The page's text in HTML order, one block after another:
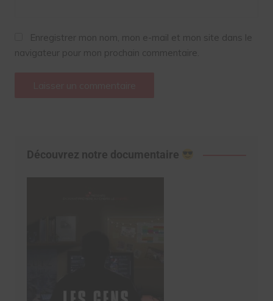
Enregistrer mon nom, mon e-mail et mon site dans le
navigateur pour mon prochain commentaire.
Découvrez notre documentaire